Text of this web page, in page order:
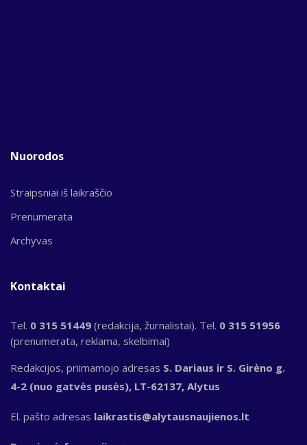
Nuorodos
Straipsniai iš laikraščio
Prenumerata
Archyvas
Kontaktai
Tel. 0 315 51449 (redakcija, žurnalistai). Tel. 0 315 51956
(prenumerata, reklama, skelbimai)
Redakcijos, priimamojo adresas S. Dariaus ir S. Girėno g.
4-2 (nuo gatvės pusės), LT-62137, Alytus
El. pašto adresas laikrastis@alytausnaujienos.lt